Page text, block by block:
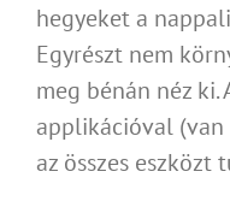
hegyeket a
Egyrészt nem
meg bénán néz
applikációval
az összes